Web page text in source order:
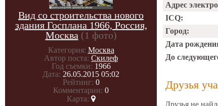
Вид со строительства нового
здания Госплана 1966, Россия,
Москва (1 фото)
Категория: Москва
Автор поста: Скилеф
Год съемки: 1966
Дата: 26.05.2015 05:02
Рейтинг: 0
Комментарии: 0
Карта:
Адрес
ICQ:
Город:
Дата
До
Друзья
Друзья не